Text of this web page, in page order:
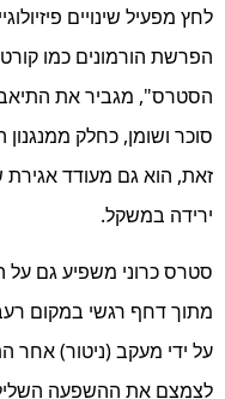
לחץ מפעיל שינויים
הפרשת הורמונים כמו
הסטרס", מגביר את
סוכר ושומן, כחלק
זאת, הוא גם מעודד
ירידה במשקל.
סטרס כרוני משפיע גם על
מתוך דחף רגשי במקום
על ידי מעקב (ניטור) אחר
לצמצם את ההשפעה